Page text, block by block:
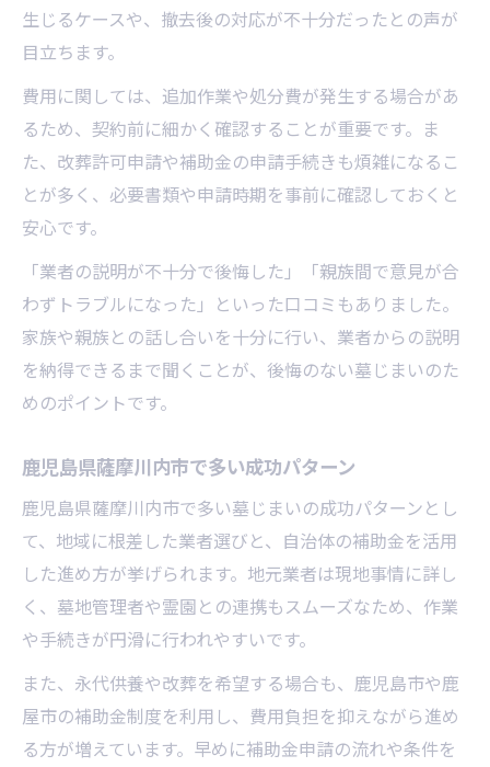
生じるケースや、撤去後の対応が不十分だったとの声が
目立ちます。
費用に関しては、追加作業や処分費が発生する場合があ
るため、契約前に細かく確認することが重要です。ま
た、改葬許可申請や補助金の申請手続きも煩雑になるこ
とが多く、必要書類や申請時期を事前に確認しておくと
安心です。
「業者の説明が不十分で後悔した」「親族間で意見が合
わずトラブルになった」といった口コミもありました。
家族や親族との話し合いを十分に行い、業者からの説明
を納得できるまで聞くことが、後悔のない墓じまいのた
めのポイントです。
鹿児島県薩摩川内市で多い成功パターン
鹿児島県薩摩川内市で多い墓じまいの成功パターンとし
て、地域に根差した業者選びと、自治体の補助金を活用
した進め方が挙げられます。地元業者は現地事情に詳し
く、墓地管理者や霊園との連携もスムーズなため、作業
や手続きが円滑に行われやすいです。
また、永代供養や改葬を希望する場合も、鹿児島市や鹿
屋市の補助金制度を利用し、費用負担を抑えながら進め
る方が増えています。早めに補助金申請の流れや条件を